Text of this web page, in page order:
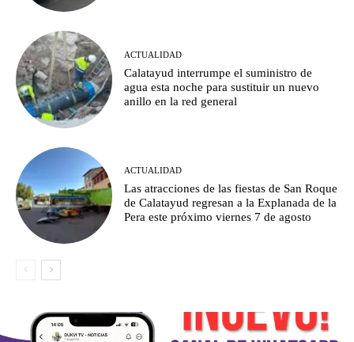
ACTUALIDAD
Calatayud interrumpe el suministro de
agua esta noche para sustituir un nuevo
anillo en la red general
ACTUALIDAD
Las atracciones de las fiestas de San Roque
de Calatayud regresan a la Explanada de la
Pera este próximo viernes 7 de agosto